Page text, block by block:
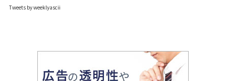
Tweets by weeklyascii